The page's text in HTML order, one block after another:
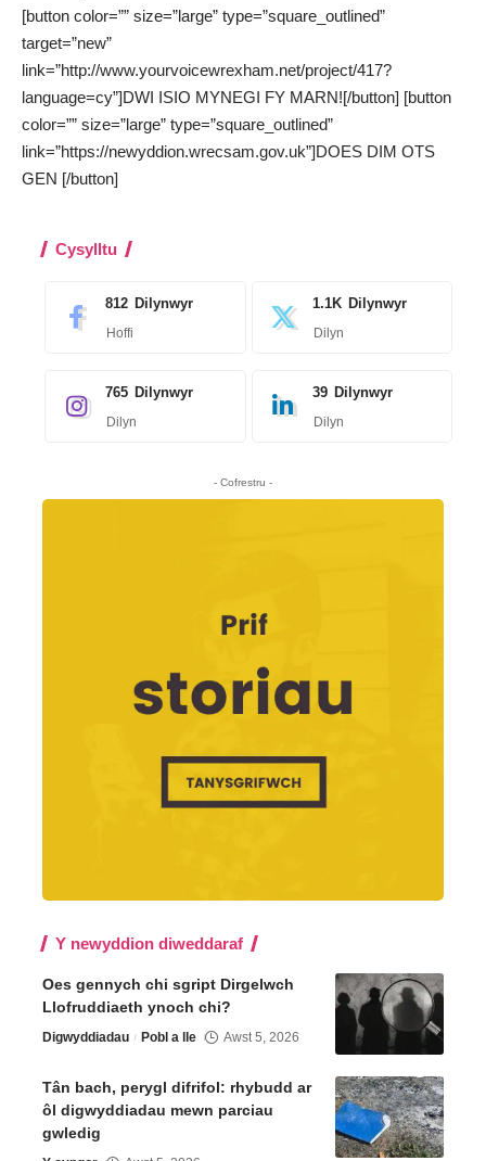
[button color=”” size=”large” type=”square_outlined”
target=”new”
link=”http://www.yourvoicewrexham.net/project/417?
language=cy”]DWI ISIO MYNEGI FY MARN![/button] [button
color=”” size=”large” type=”square_outlined”
link=”https://newyddion.wrecsam.gov.uk”]DOES DIM OTS
GEN [/button]
Cysylltu
812 Dilynwyr
Hoffi
1.1K Dilynwyr
Dilyn
765 Dilynwyr
Dilyn
39 Dilynwyr
Dilyn
- Cofrestru -
Y newyddion diweddaraf
Oes gennych chi sgript Dirgelwch
Llofruddiaeth ynoch chi?
Digwyddiadau Pobl a lle Awst 5, 2026
Tân bach, perygl difrifol: rhybudd ar
ôl digwyddiadau mewn parciau
gwledig